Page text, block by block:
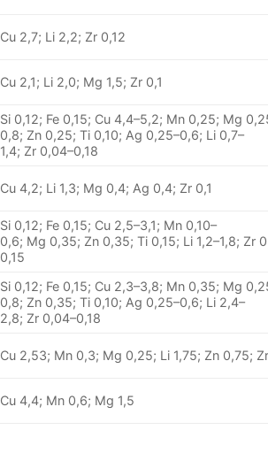
Cu 2,7; Li 2,2; Zr 0,12
Cu 2,1; Li 2,0; Mg 1,5; Zr 0,1
Si 0,12; Fe 0,15; Cu 4,4–5,2; Mn 0,25; Mg
0,8; Zn 0,25; Ti 0,10; Ag 0,25–0,6; Li 0,7–
1,4; Zr 0,04–0,18
Cu 4,2; Li 1,3; Mg 0,4; Ag 0,4; Zr 0,1
Si 0,12; Fe 0,15; Cu 2,5–3,1; Mn 0,10–
0,6; Mg 0,35; Zn 0,35; Ti 0,15; Li 1,2–1,8; Zr
0,15
Si 0,12; Fe 0,15; Cu 2,3–3,8; Mn 0,35; Mg
0,8; Zn 0,35; Ti 0,10; Ag 0,25–0,6; Li 2,4–
2,8; Zr 0,04–0,18
Cu 2,53; Mn 0,3; Mg 0,25; Li 1,75; Zn 0,75;
Cu 4,4; Mn 0,6; Mg 1,5